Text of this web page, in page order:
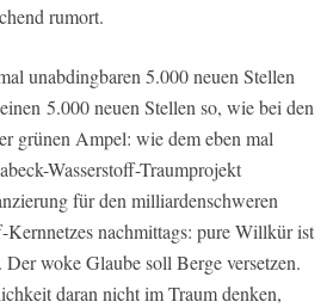
rumort.
unabdingbaren 5.000 neuen Stellen
5.000 neuen Stellen so, wie bei den
grünen Ampel: wie dem eben mal
Wasserstoff-Traumprojekt
für den milliardenschweren
Kernnetzes nachmittags: pure Willkür ist
woke Glaube soll Berge versetzen.
daran nicht im Traum denken,